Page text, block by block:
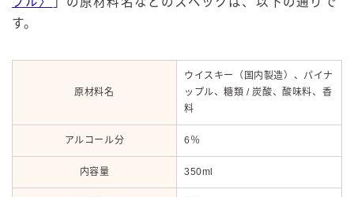
す。
原材料名
ウイスキー（国内製造）、パイナ
ップル、糖類 / 炭酸、酸味料、香
料
アルコール分 6％
内容量 350ml